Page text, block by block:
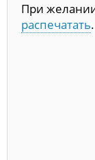
При
распечатать.